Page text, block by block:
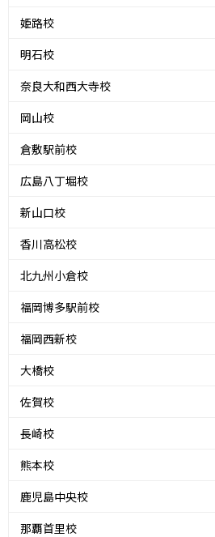
姫路校
明石校
奈良大和西大寺校
岡山校
倉敷駅前校
広島八丁堀校
新山口校
香川高松校
北九州小倉校
福岡博多駅前校
福岡西新校
大橋校
佐賀校
長崎校
熊本校
鹿児島中央校
那覇首里校